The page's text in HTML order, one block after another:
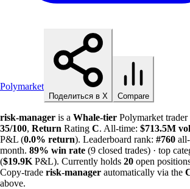
Polymarket
Поделиться в X Compare
risk-manager is a Whale-tier Polymarket
35/100, Return Rating C. All-time: $713.5M
P&L (0.0% return). Leaderboard rank: #760
month. 89% win rate (9 closed trades) · top
($19.9K P&L). Currently holds 20 open
Copy-trade risk-manager automatically via the
above.